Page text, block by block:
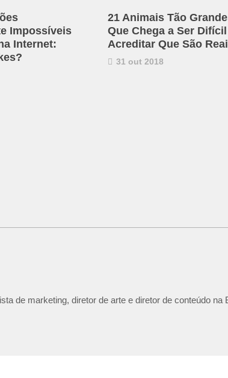
Impossíveis
Internet:
21 Animais Tão
Que Chega a Ser Difícil
Acreditar Que São
31 out 2018
de marketing, diretor de arte e diretor de conteúdo na